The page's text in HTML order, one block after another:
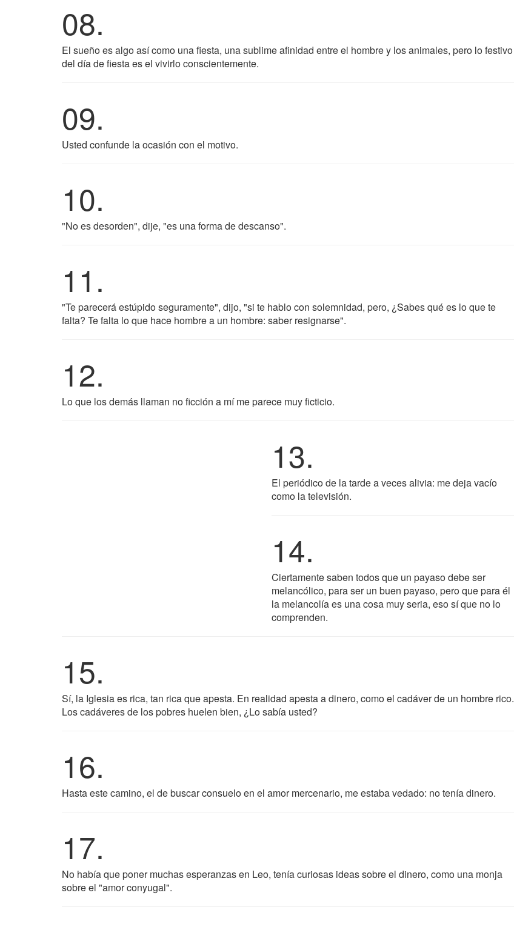
08.
El sueño es algo así como una fiesta, una sublime afinidad entre el hombre y los animales, pero lo festivo
del día de fiesta es el vivirlo conscientemente.
09.
Usted confunde la ocasión con el motivo.
10.
"No es desorden", dije, "es una forma de descanso".
11.
"Te parecerá estúpido seguramente", dijo, "si te hablo con solemnidad, pero, ¿Sabes qué es lo que te
falta? Te falta lo que hace hombre a un hombre: saber resignarse".
12.
Lo que los demás llaman no ficción a mí me parece muy ficticio.
13.
El periódico de la tarde a veces alivia: me deja va­cío
como la televisión.
14.
Ciertamente saben todos que un payaso debe ser
melancólico, para ser un buen payaso, pero que para él
la melancolía es una cosa muy seria, eso sí que no lo
comprenden.
15.
Sí, la Iglesia es rica, tan rica que apesta. En realidad apesta a dinero, como el cadáver de un hombre rico.
Los cadáveres de los pobres huelen bien, ¿Lo sabía usted?
16.
Hasta este camino, el de buscar consuelo en el amor mercenario, me estaba vedado: no tenía dinero.
17.
No había que poner muchas esperanzas en Leo, tenía curiosas ideas sobre el dinero, como una monja
sobre el "amor conyugal".